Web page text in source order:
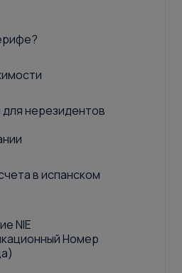
нерезидентов
в испанском
NIE
Номер